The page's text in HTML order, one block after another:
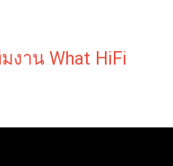
งาน What HiFi